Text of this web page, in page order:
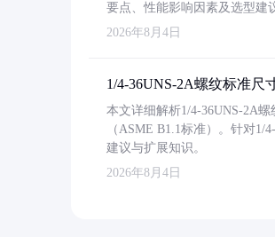
要点、性能影响因素及选型建
2026年8月4日
1/4-36UNS-2A螺纹标准尺
本文详细解析1/4-36UNS-2A
（ASME B1.1标准）。针对
建议与扩展知识。
2026年8月4日